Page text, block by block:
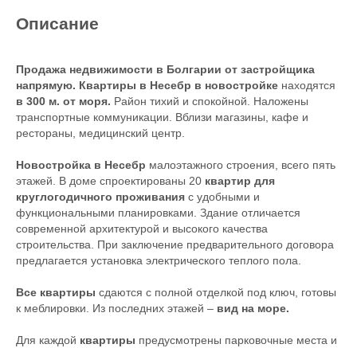
Описание
Продажа недвижимости в Болгарии от застройщика
напрямую. Квартиры в Несебр в новостройке находятся
в 300 м. от моря. Район тихий и спокойной. Наложены
транспортные коммуникации. Вблизи магазины, кафе и
рестораны, медицинский центр.
Новостройка в Несебр малоэтажного строения, всего пять
этажей. В доме спроектированы 20 квартир для
круглогодичного проживания с удобными и
функциональными планировками. Здание отличается
современной архитектурой и высокого качества
строительства. При заключение предварительного договора
предлагается установка электрического теплого пола.
Все квартиры сдаются с полной отделкой под ключ, готовы
к меблировки. Из последних этажей – вид на море.
Для каждой квартиры предусмотрены парковочные места и